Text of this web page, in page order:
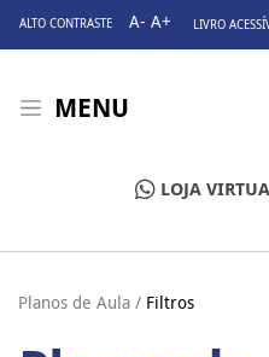
ALTO CONTRASTE A- A+ LIVRO
MENU
LOJA
Planos de Aula / Filtros